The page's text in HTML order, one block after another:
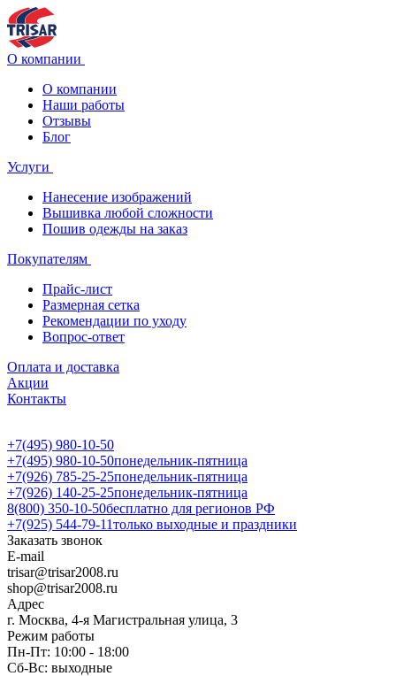
О компании
О компании
Наши работы
Отзывы
Блог
Услуги
Нанесение изображений
Вышивка любой сложности
Пошив одежды на заказ
Покупателям
Прайс-лист
Размерная сетка
Рекомендации по уходу
Вопрос-ответ
Оплата и доставка
Акции
Контакты
+7(495) 980-10-50
+7(495) 980-10-50понедельник-пятница
+7(926) 785-25-25понедельник-пятница
+7(926) 140-25-25понедельник-пятница
8(800) 350-10-50бесплатно для регионов РФ
+7(925) 544-79-11только выходные и праздники
Заказать звонок
E-mail
trisar@trisar2008.ru
shop@trisar2008.ru
Адрес
г. Москва, 4-я Магистральная улица, 3
Режим работы
Пн-Пт: 10:00 - 18:00
Сб-Вс: выходные